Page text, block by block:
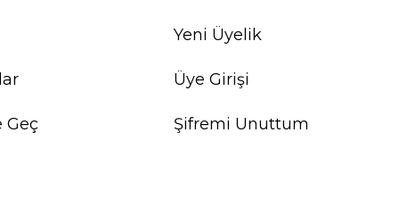
Geç
Yeni Üyelik
Üye Girişi
Şifremi Unuttum